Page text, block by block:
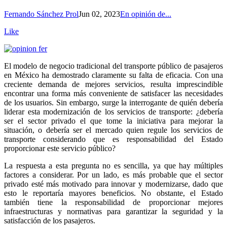
Fernando Sánchez ProlJun 02, 2023En opinión de...
Like
El modelo de negocio tradicional del transporte público de pasajeros
en México ha demostrado claramente su falta de eficacia. Con una
creciente demanda de mejores servicios, resulta imprescindible
encontrar una forma más conveniente de satisfacer las necesidades
de los usuarios. Sin embargo, surge la interrogante de quién debería
liderar esta modernización de los servicios de transporte: ¿debería
ser el sector privado el que tome la iniciativa para mejorar la
situación, o debería ser el mercado quien regule los servicios de
transporte considerando que es responsabilidad del Estado
proporcionar este servicio público?
La respuesta a esta pregunta no es sencilla, ya que hay múltiples
factores a considerar. Por un lado, es más probable que el sector
privado esté más motivado para innovar y modernizarse, dado que
esto le reportaría mayores beneficios. No obstante, el Estado
también tiene la responsabilidad de proporcionar mejores
infraestructuras y normativas para garantizar la seguridad y la
satisfacción de los pasajeros.